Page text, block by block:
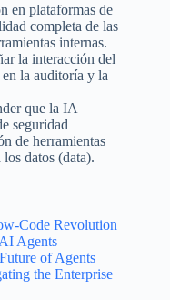
en plataformas de
completa de las
internas.
la interacción del
la auditoría y la
que la IA
seguridad
de herramientas
datos (data).
Code Revolution
Agents
of Agents
the Enterprise